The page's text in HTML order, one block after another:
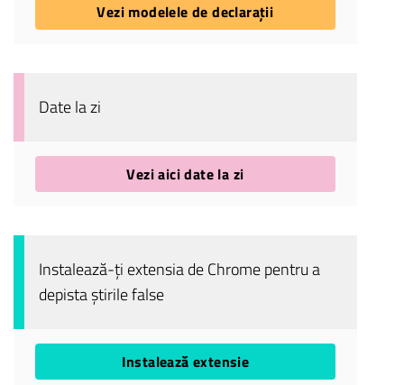
Vezi modelele de declarații
Date la zi
Vezi aici date la zi
Instalează-ți extensia de Chrome pentru a
depista știrile false
Instalează extensie